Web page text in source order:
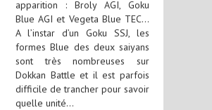
apparition : Broly AGI, Goku
Blue AGI et Vegeta Blue TEC…
A l’instar d’un Goku SSJ, les
formes Blue des deux saiyans
sont très nombreuses sur
Dokkan Battle et il est parfois
difficile de trancher pour savoir
quelle unité…